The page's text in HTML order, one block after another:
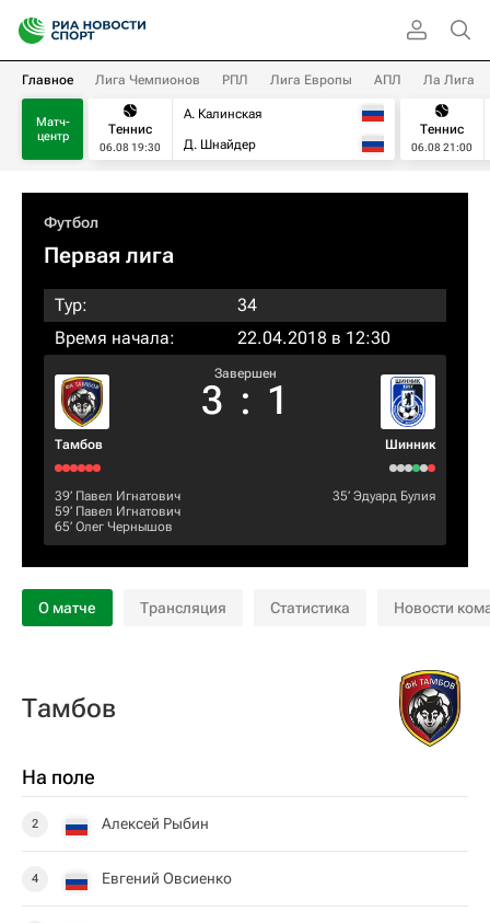
Главное Лига Чемпионов РПЛ Лига Европы АПЛ Ла Лига
Матч-
центр
Теннис
06.08 19:30
А. Калинская
Д. Шнайдер
Теннис
06.08 21:00
Футбол
Первая лига
Тур:
34
Время начала:
22.04.2018 в 12:30
Тамбов
Завершен
3 : 1
Шинник
39‎’‎ Павел Игнатович
59‎’‎ Павел Игнатович
65‎’‎ Олег Чернышов
35‎’‎ Эдуард Булия
О матче Трансляция Статистика Новости
Тамбов
На поле
2 Алексей Рыбин
4 Евгений Овсиенко